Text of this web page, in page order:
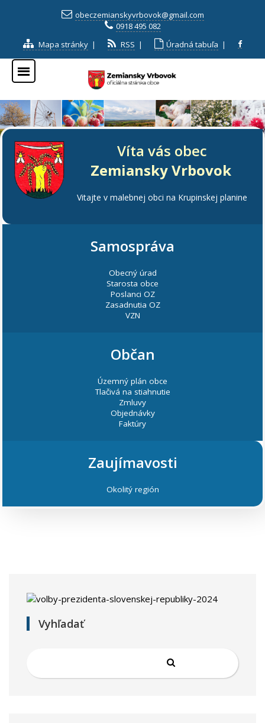
obeczemianskyvrbovok@gmail.com
0918 495 082
Mapa stránky | RSS | Úradná tabuľa |
Víta vás obec
Zemiansky Vrbovok
Vitajte v malebnej obci na Krupinskej planine
Samospráva
Obecný úrad
Starosta obce
Poslanci OZ
Zasadnutia OZ
VZN
Občan
Územný plán obce
Tlačivá na stiahnutie
Zmluvy
Objednávky
Faktúry
Zaujímavosti
Okolitý región
Vyhľadať